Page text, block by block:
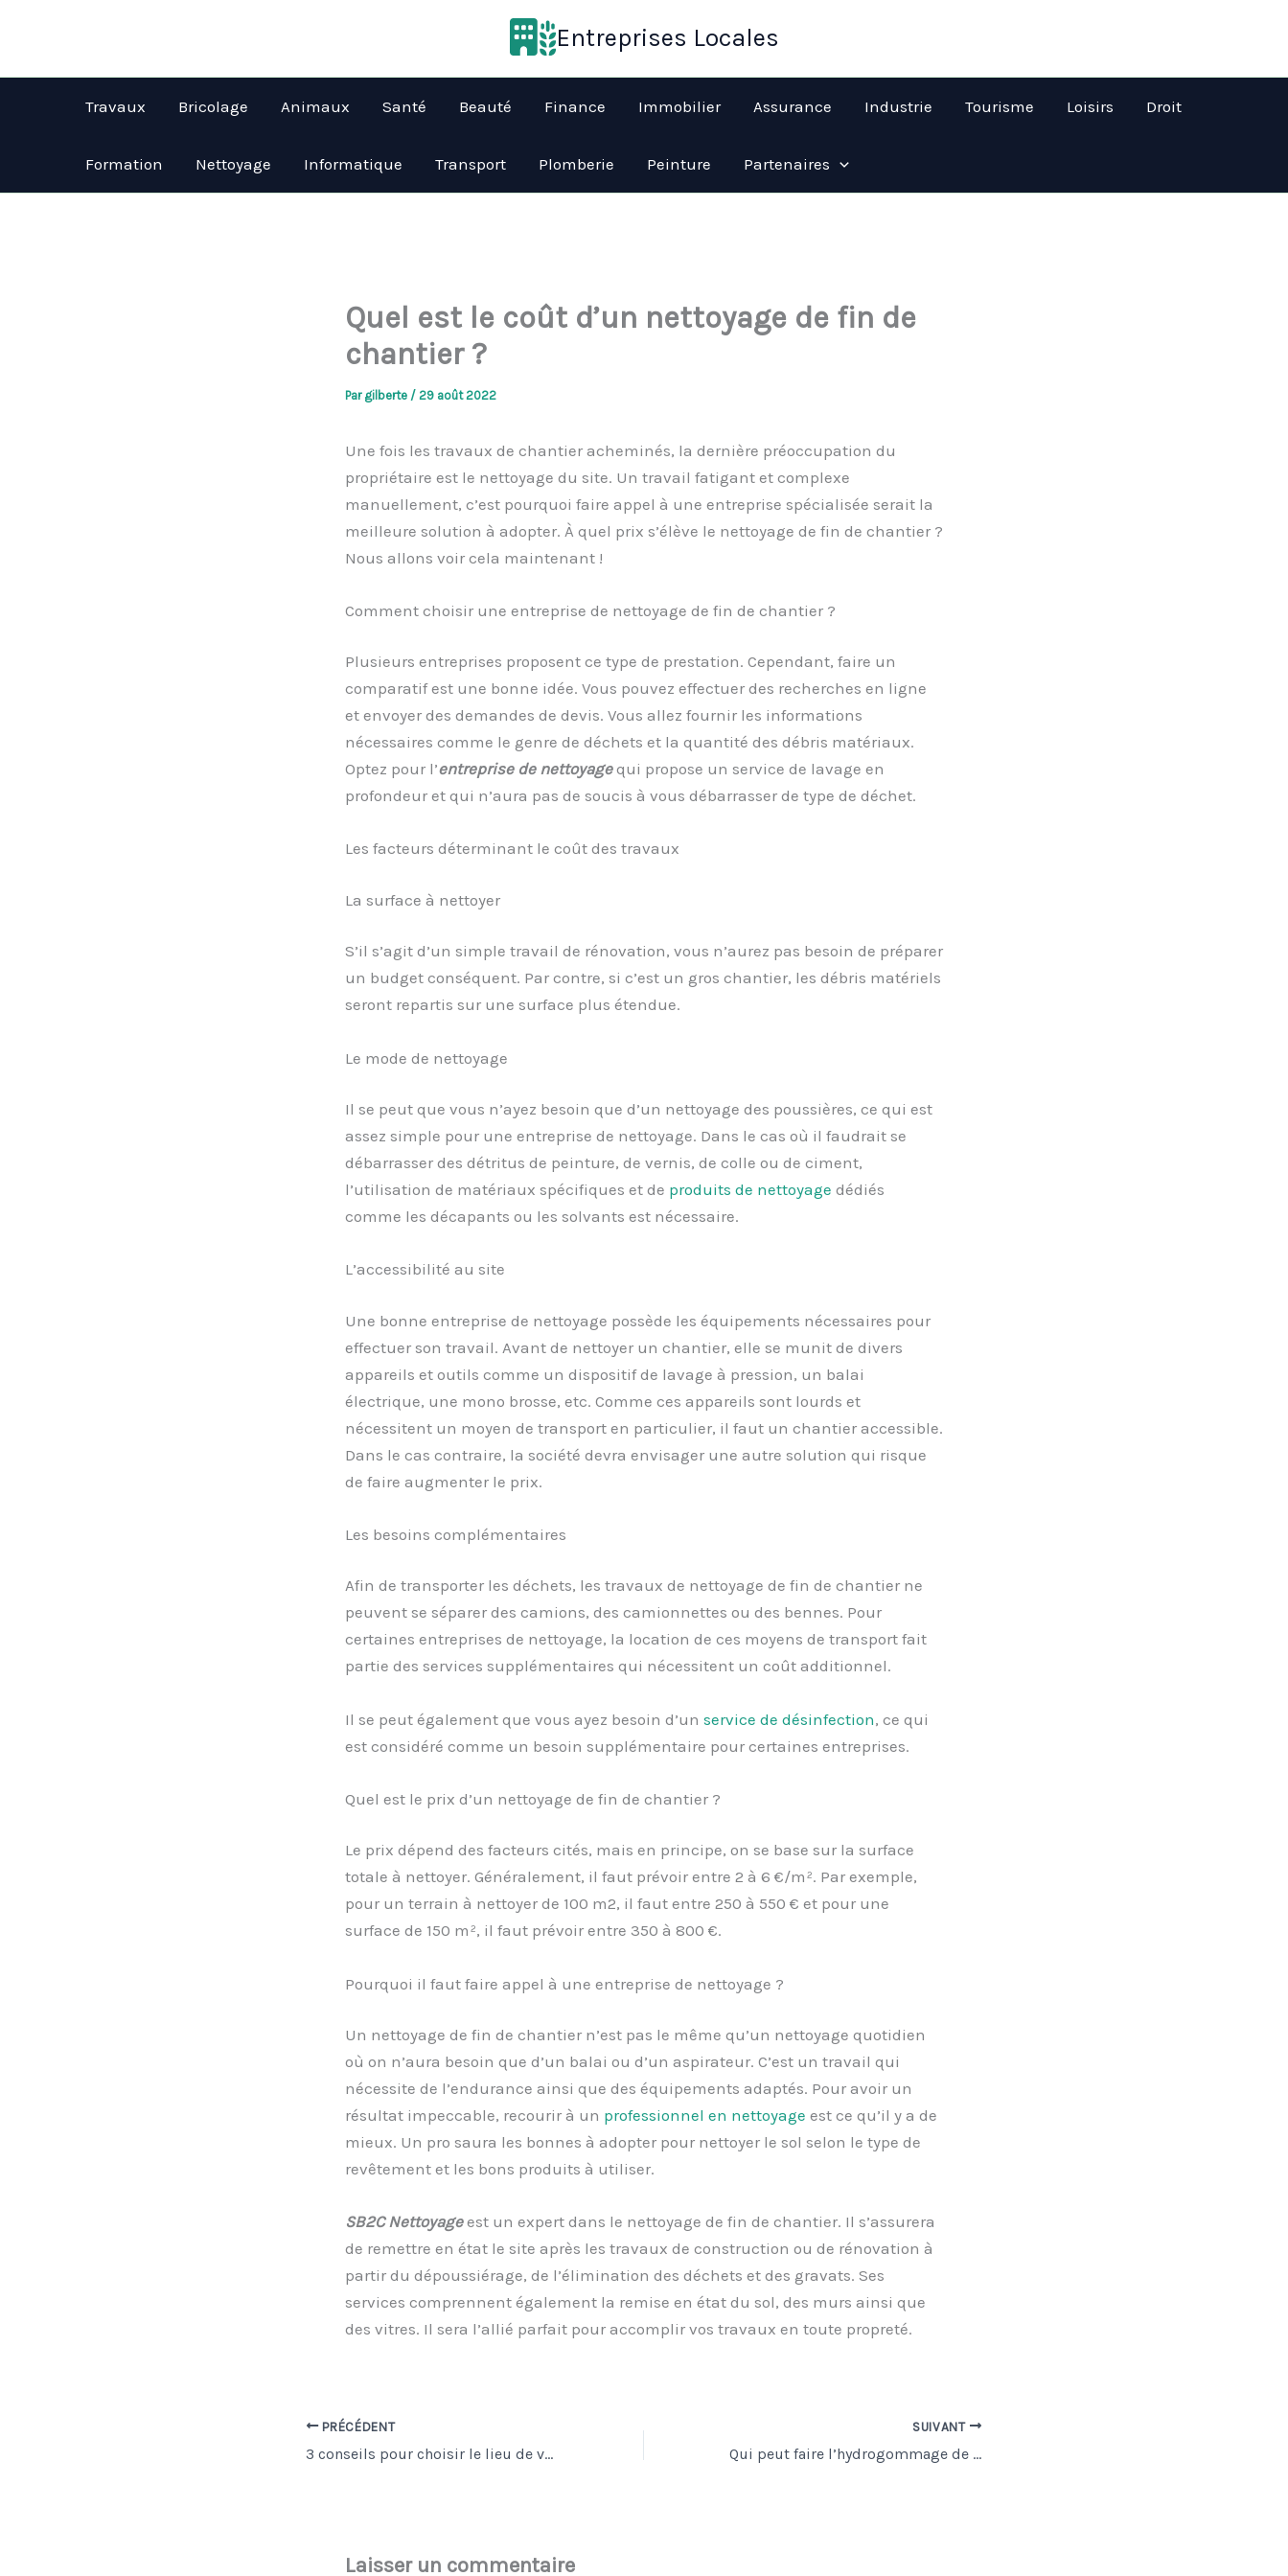
Entreprises Locales
Travaux Bricolage Animaux Santé Beauté Finance Immobilier Assurance Industrie Tourisme Loisirs Droit
Formation Nettoyage Informatique Transport Plomberie Peinture Partenaires
Quel est le coût d’un nettoyage de fin de
chantier ?
Par gilberte / 29 août 2022
Une fois les travaux de chantier acheminés, la dernière préoccupation du
propriétaire est le nettoyage du site. Un travail fatigant et complexe
manuellement, c’est pourquoi faire appel à une entreprise spécialisée serait la
meilleure solution à adopter. À quel prix s’élève le nettoyage de fin de chantier ?
Nous allons voir cela maintenant !
Comment choisir une entreprise de nettoyage de fin de chantier ?
Plusieurs entreprises proposent ce type de prestation. Cependant, faire un
comparatif est une bonne idée. Vous pouvez effectuer des recherches en ligne
et envoyer des demandes de devis. Vous allez fournir les informations
nécessaires comme le genre de déchets et la quantité des débris matériaux.
Optez pour l’entreprise de nettoyagequi propose un service de lavage en
profondeur et qui n’aura pas de soucis à vous débarrasser de type de déchet.
Les facteurs déterminant le coût des travaux
La surface à nettoyer
S’il s’agit d’un simple travail de rénovation, vous n’aurez pas besoin de préparer
un budget conséquent. Par contre, si c’est un gros chantier, les débris matériels
seront repartis sur une surface plus étendue.
Le mode de nettoyage
Il se peut que vous n’ayez besoin que d’un nettoyage des poussières, ce qui est
assez simple pour une entreprise de nettoyage. Dans le cas où il faudrait se
débarrasser des détritus de peinture, de vernis, de colle ou de ciment,
l’utilisation de matériaux spécifiques et de produits de nettoyage dédiés
comme les décapants ou les solvants est nécessaire.
L’accessibilité au site
Une bonne entreprise de nettoyage possède les équipements nécessaires pour
effectuer son travail. Avant de nettoyer un chantier, elle se munit de divers
appareils et outils comme un dispositif de lavage à pression, un balai
électrique, une mono brosse, etc. Comme ces appareils sont lourds et
nécessitent un moyen de transport en particulier, il faut un chantier accessible.
Dans le cas contraire, la société devra envisager une autre solution qui risque
de faire augmenter le prix.
Les besoins complémentaires
Afin de transporter les déchets, les travaux de nettoyage de fin de chantier ne
peuvent se séparer des camions, des camionnettes ou des bennes. Pour
certaines entreprises de nettoyage, la location de ces moyens de transport fait
partie des services supplémentaires qui nécessitent un coût additionnel.
Il se peut également que vous ayez besoin d’un service de désinfection, ce qui
est considéré comme un besoin supplémentaire pour certaines entreprises.
Quel est le prix d’un nettoyage de fin de chantier ?
Le prix dépend des facteurs cités, mais en principe, on se base sur la surface
totale à nettoyer. Généralement, il faut prévoir entre 2 à 6 €/m². Par exemple,
pour un terrain à nettoyer de 100 m2, il faut entre 250 à 550 € et pour une
surface de 150 m², il faut prévoir entre 350 à 800 €.
Pourquoi il faut faire appel à une entreprise de nettoyage ?
Un nettoyage de fin de chantier n’est pas le même qu’un nettoyage quotidien
où on n’aura besoin que d’un balai ou d’un aspirateur. C’est un travail qui
nécessite de l’endurance ainsi que des équipements adaptés. Pour avoir un
résultat impeccable, recourir à un professionnel en nettoyage est ce qu’il y a de
mieux. Un pro saura les bonnes à adopter pour nettoyer le sol selon le type de
revêtement et les bons produits à utiliser.
SB2C Nettoyageest un expert dans le nettoyage de fin de chantier. Il s’assurera
de remettre en état le site après les travaux de construction ou de rénovation à
partir du dépoussiérage, de l’élimination des déchets et des gravats. Ses
services comprennent également la remise en état du sol, des murs ainsi que
des vitres. Il sera l’allié parfait pour accomplir vos travaux en toute propreté.
PRÉCÉDENT
3 conseils pour choisir le lieu de votre résidence secondaire
SUIVANT
Qui peut faire l’hydrogommage de façade à Dijon ?
Laisser un commentaire